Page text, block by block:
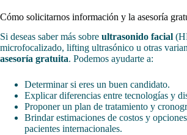
Cómo solicitarnos información y la asesoría
Si deseas saber más sobre ultrasonido facial
microfocalizado, lifting ultrasónico u otras
asesoría gratuita. Podemos ayudarte a:
Determinar si eres un buen candidato.
Explicar diferencias entre tecnologías y
Proponer un plan de tratamiento y
Brindar estimaciones de costos y
pacientes internacionales.